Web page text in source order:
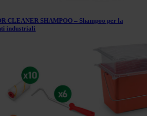
CLEANER SHAMPOO – Shampoo per la
industriali